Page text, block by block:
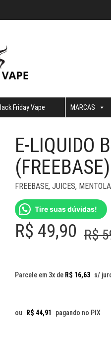
Friday Vape MARCAS
E-LIQUIDO
FREEBASE, JUICES,
Tire suas dúvidas!
R$
R$ 49,90
Parcele em 3x de R$ 16,63 s/
ou R$ 44,91 pagando no PIX